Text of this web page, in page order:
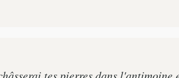
tes pierres dans l'antimoine